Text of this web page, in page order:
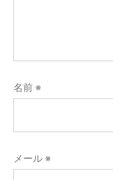
名前 ※
メール ※